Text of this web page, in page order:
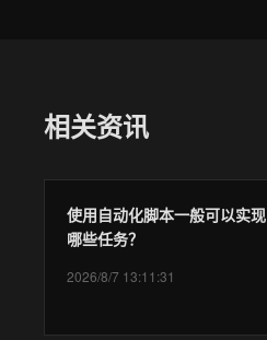
相关资讯
使用自动化脚本一般可以实现
哪些任务？
2026/8/7 13:11:31